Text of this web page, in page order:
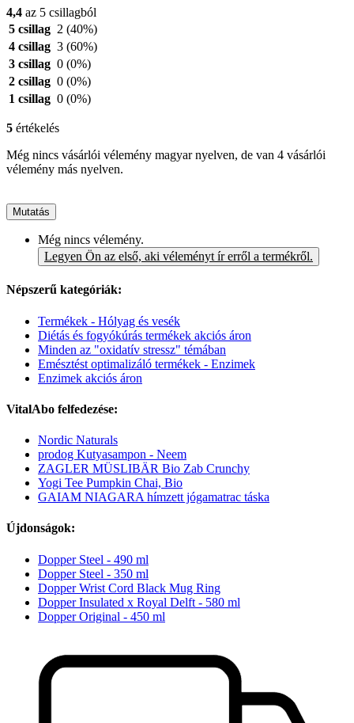
4,4 az 5 csillagból
5 csillag 2 (40%)
4 csillag 3 (60%)
3 csillag 0 (0%)
2 csillag 0 (0%)
1 csillag 0 (0%)
5 értékelés
Még nincs vásárlói vélemény magyar nyelven, de van 4 vásárlói
vélemény más nyelven.
Mutatás
Még nincs vélemény.
Legyen Ön az első, aki véleményt ír erről a termékről.
Népszerű kategóriák:
Termékek - Hólyag és vesék
Diétás és fogyókúrás termékek akciós áron
Minden az "oxidatív stressz" témában
Emésztést optimalizáló termékek - Enzimek
Enzimek akciós áron
VitalAbo felfedezése:
Nordic Naturals
prodog Kutyasampon - Neem
ZAGLER MÜSLIBÄR Bio Zab Crunchy
Yogi Tee Pumpkin Chai, Bio
GAIAM NIAGARA hímzett jógamatrac táska
Újdonságok:
Dopper Steel - 490 ml
Dopper Steel - 350 ml
Dopper Wrist Cord Black Mug Ring
Dopper Insulated x Royal Delft - 580 ml
Dopper Original - 450 ml